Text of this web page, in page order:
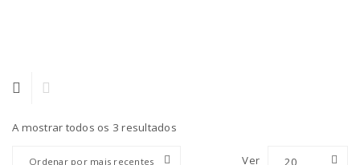
A mostrar todos os 3 resultados
Ordenar por mais recentes Ver 20